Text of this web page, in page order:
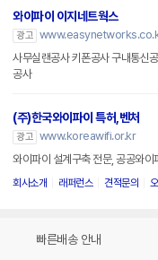
와이파이 이지네트웍스
광고
사무실랜공사 키폰공사 구내통신
공사
(주)한국와이파이 특허,벤처
광고 www.koreawifi.or.kr
와이파이 설계구축 전문, 공공와
회사소개 래퍼런스 견적문의
빠른배송 안내